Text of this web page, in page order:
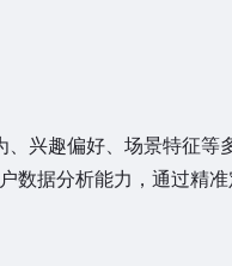
兴趣偏好、场景特征等
数据分析能力，通过精准